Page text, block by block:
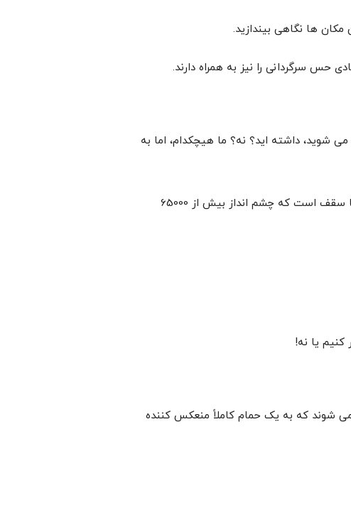
ها نگاهی بیندازید.
حس سرگردانی را نیز به همراه دارند.
شوید، داشته اید؟ نه؟ ما هیچکدام، اما به
در آتلانتیس، شما می توانید این کار را انجام دهید. سوئیت زیر آب آنها دارای پنجره های حمام از کف تا سقف است که چشم انداز بیش از 65000
کنیم یا نه!
می شوند که به یک حمام کاملاً منعکس کننده